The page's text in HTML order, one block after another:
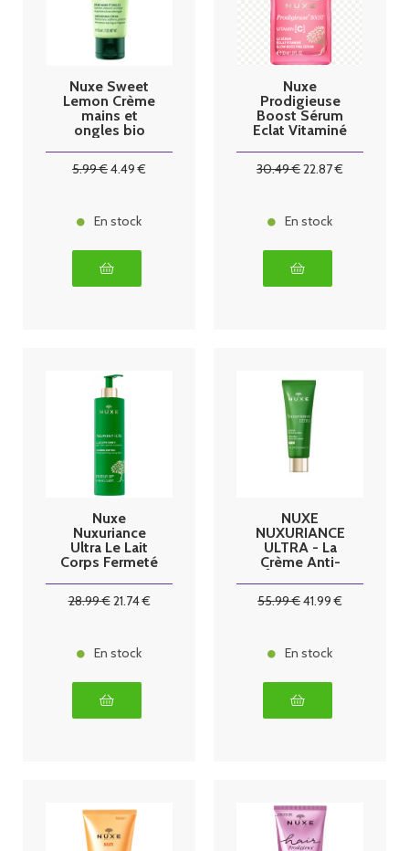
Nuxe Sweet
Lemon Crème
mains et
ongles bio
5.99€4.49 €
En stock
Nuxe
Prodigieuse
Boost Sérum
Eclat Vitaminé
30.49€22.87€
En stock
Nuxe
Nuxuriance
Ultra Le Lait
Corps Fermeté
28.99€21.74€
En stock
NUXE
NUXURIANCE
ULTRA - La
Crème Anti-
Visage - Tous
55.99€41.99 €
En stock